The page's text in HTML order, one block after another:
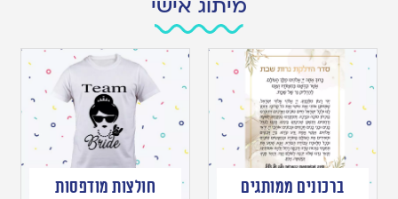
ברכונים ממותגים חולצות מודפסות